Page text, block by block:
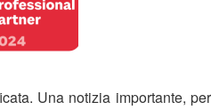
Una notizia importante, per